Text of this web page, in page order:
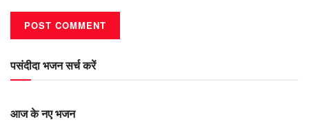
पसंदीदा भजन सर्च करें
आज के नए भजन